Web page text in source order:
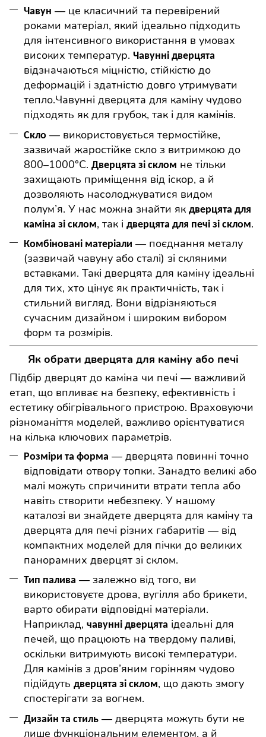
Чавун — це класичний та перевірений
роками матеріал, який ідеально підходить
для інтенсивного використання в умовах
високих температур. Чавунні дверцята
відзначаються міцністю, стійкістю до
деформацій і здатністю довго утримувати
тепло.Чавунні дверцята для каміну чудово
підходять як для грубок, так і для камінів.
Скло — використовується термостійке,
зазвичай жаростійке скло з витримкою до
800–1000°C. Дверцята зі склом не тільки
захищають приміщення від іскор, а й
дозволяють насолоджуватися видом
полум’я. У нас можна знайти як дверцята для
каміна зі склом, так і дверцята для печі зі склом.
Комбіновані матеріали — поєднання металу
(зазвичай чавуну або сталі) зі скляними
вставками. Такі дверцята для каміну ідеальні
для тих, хто цінує як практичність, так і
стильний вигляд. Вони відрізняються
сучасним дизайном і широким вибором
форм та розмірів.
Як обрати дверцята для каміну або печі
Підбір дверцят до каміна чи печі — важливий
етап, що впливає на безпеку, ефективність і
естетику обігрівального пристрою. Враховуючи
різноманіття моделей, важливо орієнтуватися
на кілька ключових параметрів.
Розміри та форма — дверцята повинні точно
відповідати отвору топки. Занадто великі або
малі можуть спричинити втрати тепла або
навіть створити небезпеку. У нашому
каталозі ви знайдете дверцята для каміну та
дверцята для печі різних габаритів — від
компактних моделей для пічки до великих
панорамних дверцят зі склом.
Тип палива — залежно від того, ви
використовуєте дрова, вугілля або брикети,
варто обирати відповідні матеріали.
Наприклад, чавунні дверцята ідеальні для
печей, що працюють на твердому паливі,
оскільки витримують високі температури.
Для камінів з дров’яним горінням чудово
підійдуть дверцята зі склом, що дають змогу
спостерігати за вогнем.
Дизайн та стиль — дверцята можуть бути не
лише функціональним елементом, а й